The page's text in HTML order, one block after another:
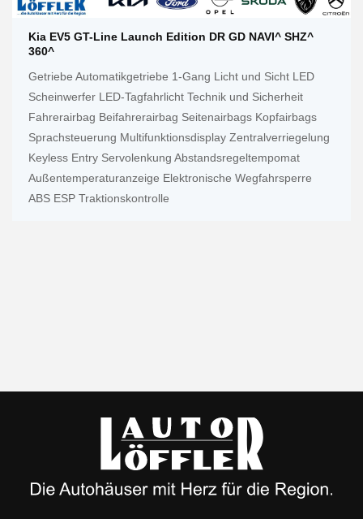
Kia EV5 GT-Line Launch Edition DR GD NAVI^ SHZ^
360^
Getriebe Automatikgetriebe 1-Gang Licht und Sicht LED
Scheinwerfer LED-Tagfahrlicht Technik und Sicherheit
Fahrerairbag Beifahrerairbag Seitenairbags Kopfairbags
Sprachsteuerung Multifunktionsdisplay Zentralverriegelung
Keyless Entry Servolenkung Abstandsregeltempomat
Außentemperaturanzeige Elektronische Wegfahrsperre
ABS ESP Traktionskontrolle